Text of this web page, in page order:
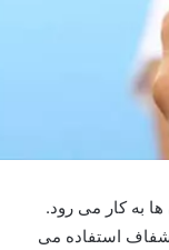
به کار می رود.
شفاف استفاده می